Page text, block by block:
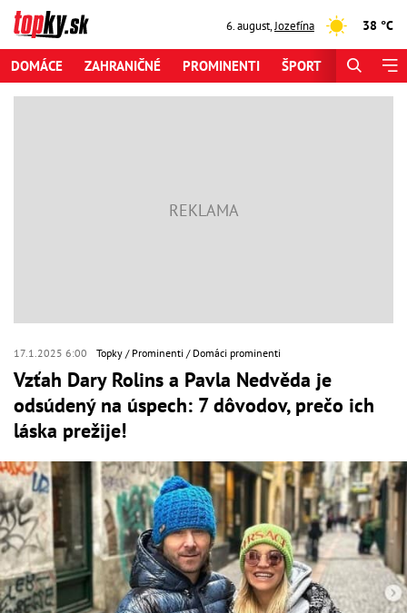
6. august,Jozefína 38 °C
DOMÁCE ZAHRANIČNÉ PROMINENTI ŠPORT
17.1.2025 6:00 Topky Prominenti Domáci prominenti
Vzťah Dary Rolins a Pavla Nedvěda je
odsúdený na úspech: 7 dôvodov, prečo ich
láska prežije!